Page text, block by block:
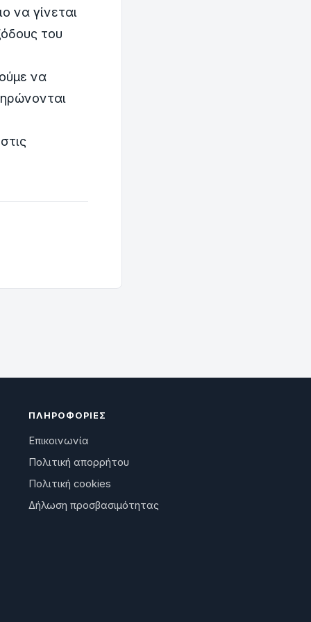
να γίνεται
του
να
ΠΛΗΡΟΦΟΡΊΕΣ
Επικοινωνία
Πολιτική απορρήτου
Πολιτική cookies
Δήλωση προσβασιμότητας